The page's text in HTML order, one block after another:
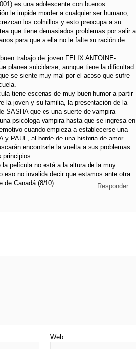
es una adolescente con buenos
le impide morder a cualquier ser humano,
los colmillos y esto preocupa a su
que tiene demasiados problemas por salir a
para que a ella no le falte su ración de
trabajo del joven FELIX ANTOINE-
planea suicidarse, aunque tiene la dificultad
se siente muy mal por el acoso que sufre
tiene escenas de muy buen humor a partir
la joven y su familia, la presentación de la
SASHA que es una suerte de vampira
psicóloga vampira hasta que se ingresa en
cuando empieza a establecerse una
y PAUL, al borde de una historia de amor
encontrarle la vuelta a sus problemas
principios
la película no está a la altura de la muy
eso no invalida decir que estamos ante otra
de Canadá (8/10)
Responder
Web